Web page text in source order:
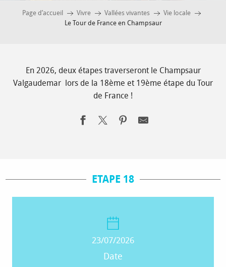
Page d’accueil Vivre Vallées vivantes
Vie locale
Le Tour de France en Champsaur
En 2026, deux étapes traverseront le Champsaur
Valgaudemar lors de la 18ème et 19ème étape du Tour
de France !
ETAPE 18
23/07/2026
Date